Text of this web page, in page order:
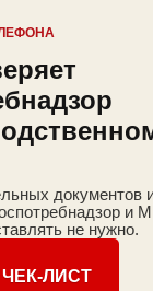
документов
и
не нужно.
ЛИСТ